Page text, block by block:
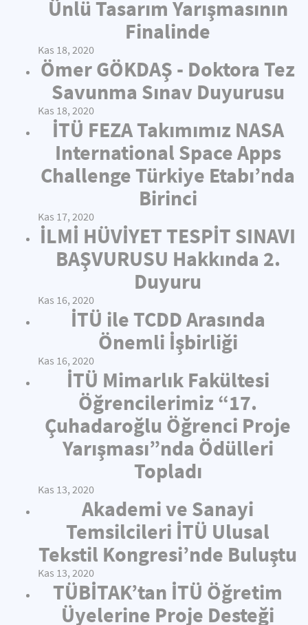
Ünlü Tasarım Yarışmasının
Finalinde
Kas 18, 2020
Ömer GÖKDAŞ - Doktora Tez
Savunma Sınav Duyurusu
Kas 18, 2020
İTÜ FEZA Takımımız NASA
International Space Apps
Challenge Türkiye Etabı’nda
Birinci
Kas 17, 2020
İLMİ HÜVİYET TESPİT SINAVI
BAŞVURUSU Hakkında 2.
Duyuru
Kas 16, 2020
İTÜ ile TCDD Arasında
Önemli İşbirliği
Kas 16, 2020
İTÜ Mimarlık Fakültesi
Öğrencilerimiz “17.
Çuhadaroğlu Öğrenci Proje
Yarışması”nda Ödülleri
Topladı
Kas 13, 2020
Akademi ve Sanayi
Temsilcileri İTÜ Ulusal
Tekstil Kongresi’nde Buluştu
Kas 13, 2020
TÜBİTAK’tan İTÜ Öğretim
Üyelerine Proje Desteği